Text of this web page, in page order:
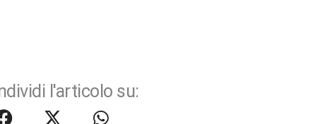
l'articolo su: